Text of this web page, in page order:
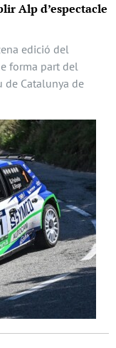
Alp d’espectacle
edició del
forma part del
de Catalunya de